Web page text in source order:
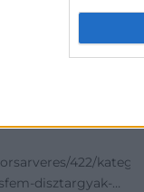
jelzett,
méret: 56,
422/
disztargyak-